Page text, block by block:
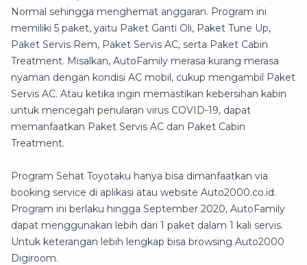
Normal sehingga menghemat anggaran. Program ini
memiliki 5 paket, yaitu Paket Ganti Oli, Paket Tune Up,
Paket Servis Rem, Paket Servis AC, serta Paket Cabin
Treatment. Misalkan, AutoFamily merasa kurang merasa
nyaman dengan kondisi AC mobil, cukup mengambil Paket
Servis AC. Atau ketika ingin memastikan kebersihan kabin
untuk mencegah penularan virus COVID-19, dapat
memanfaatkan Paket Servis AC dan Paket Cabin
Treatment.
Program Sehat Toyotaku hanya bisa dimanfaatkan via
booking service di aplikasi atau website Auto2000.co.id.
Program ini berlaku hingga September 2020, AutoFamily
dapat menggunakan lebih dari 1 paket dalam 1 kali servis.
Untuk keterangan lebih lengkap bisa browsing Auto2000
Digiroom.